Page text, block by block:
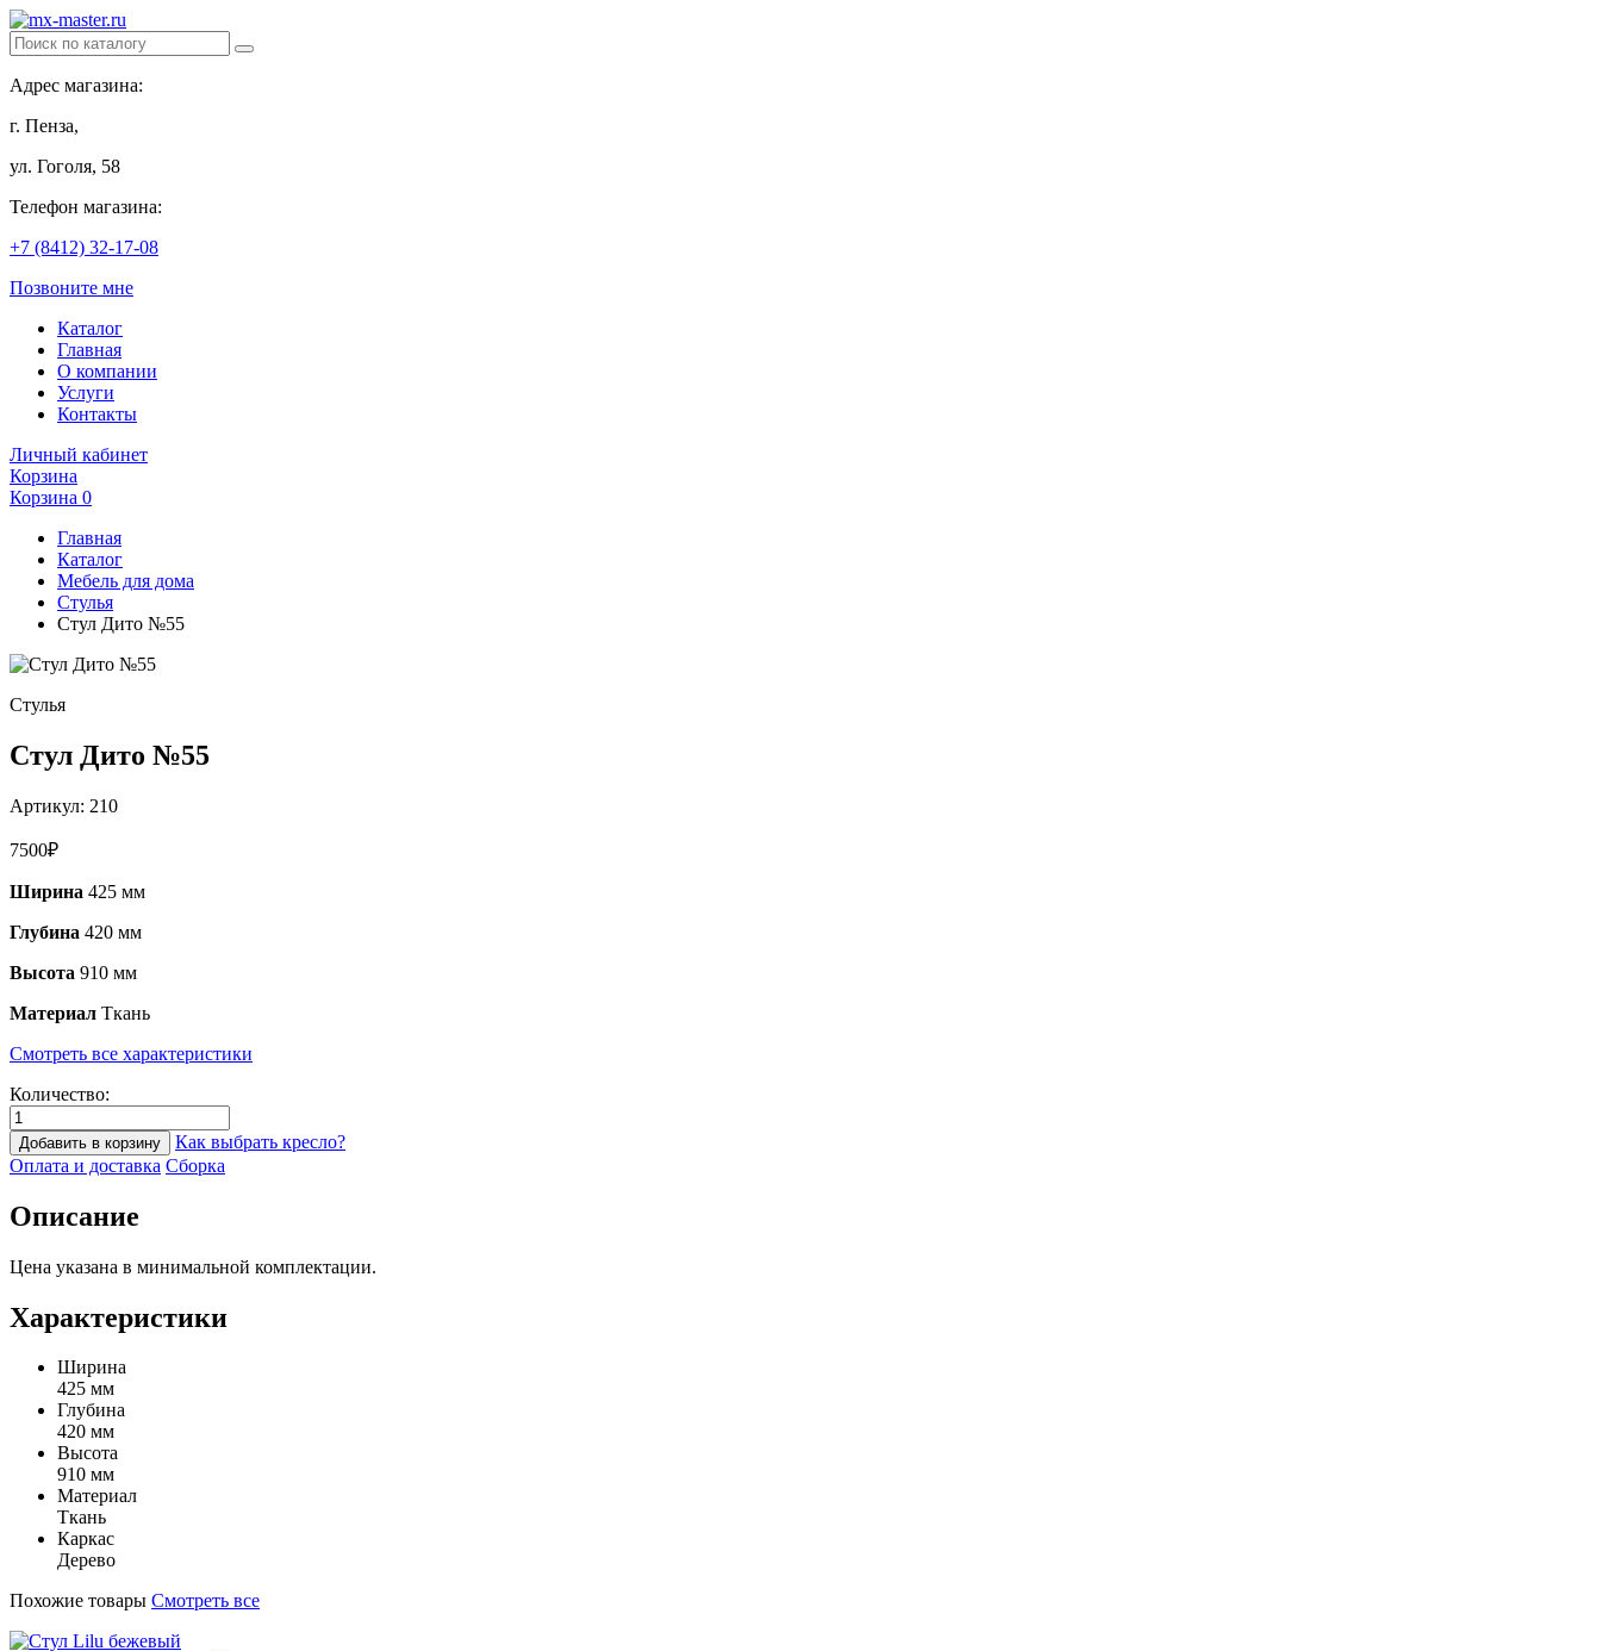
Адрес магазина:
г. Пенза,
ул. Гоголя, 58
Телефон магазина:
+7 (8412) 32-17-08
Позвоните мне
Каталог
Главная
О компании
Услуги
Контакты
Личный кабинет
Корзина
Корзина 0
Главная
Каталог
Мебель для дома
Стулья
Стул Дито №55
Стулья
Стул Дито №55
Артикул: 210
7500₽
Ширина 425 мм
Глубина 420 мм
Высота 910 мм
Материал Ткань
Смотреть все характеристики
Количество:
Добавить в корзину
Как выбрать кресло?
Оплата и доставка Сборка
Описание
Цена указана в минимальной комплектации.
Характеристики
Ширина
425 мм
Глубина
420 мм
Высота
910 мм
Материал
Ткань
Каркас
Дерево
Похожие товары Смотреть все